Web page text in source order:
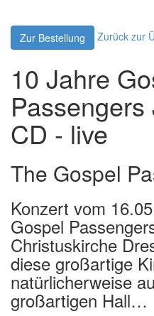
Zur Bestellung Zurück zur
10 Jahre
CD - live
The Gospel
Konzert vom
Gospel
Christuskirche
diese großartige
natürlicherweise
großartigen Hall…